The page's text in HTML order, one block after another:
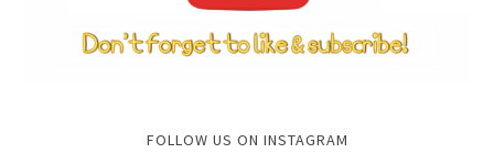
FOLLOW US ON INSTAGRAM